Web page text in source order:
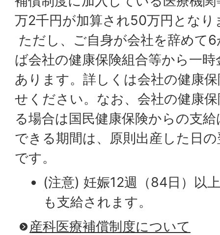
万2千円が加算され50万円となり
ただし、ご自身が会社を辞めて
ば会社の健康保険組合等から一
あります。詳しくは会社の健康
せください。なお、会社の健康
る場合は国民健康保険からの支
できる期間は、原則出産した日
です。
(注意) 妊娠12週（84日）以
も支給されます。
産科医療補償制度について